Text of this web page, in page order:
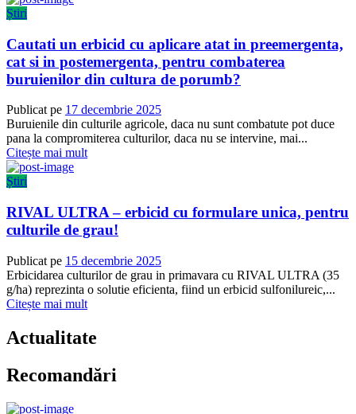
Știri
Cautati un erbicid cu aplicare atat in preemergenta,
cat si in postemergenta, pentru combaterea
buruienilor din cultura de porumb?
Publicat pe 17 decembrie 2025
Buruienile din culturile agricole, daca nu sunt combatute pot duce
pana la compromiterea culturilor, daca nu se intervine, mai...
Citește mai mult
Știri
RIVAL ULTRA – erbicid cu formulare unica, pentru
culturile de grau!
Publicat pe 15 decembrie 2025
Erbicidarea culturilor de grau in primavara cu RIVAL ULTRA (35
g/ha) reprezinta o solutie eficienta, fiind un erbicid sulfonilureic,...
Citește mai mult
Actualitate
Recomandări